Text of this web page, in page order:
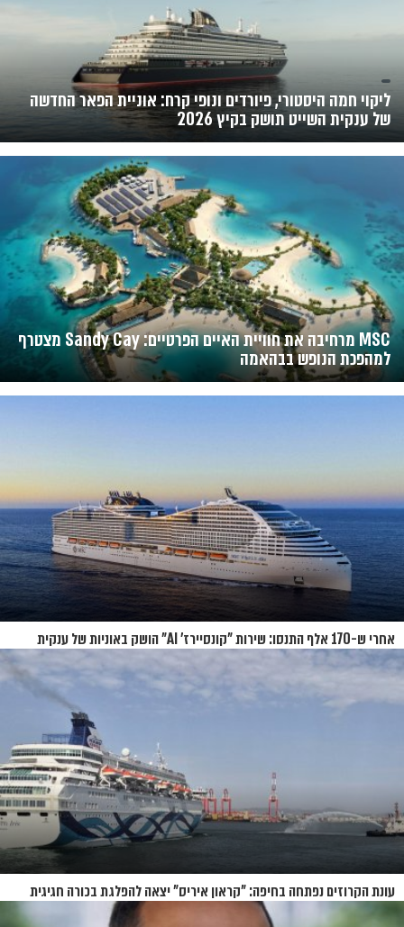
ליקוי חמה היסטורי, פיורדים ונופי קרח: אוניית הפאר החדשה
של ענקית השייט תושק בקיץ 2026
MSC מרחיבה את חוויית האיים הפרטיים: Sandy Cay מצטרף
למהפכת הנופש בבהאמה
אחרי ש-170 אלף התנסו: שירות "קונסיירז' AI" הושק באוניות של ענקית
הקרוזים
עונת הקרוזים נפתחה בחיפה: "קראון איריס" יצאה להפלגת בכורה חגיגית